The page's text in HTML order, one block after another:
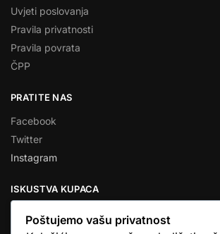
Uvjeti poslovanja
Pravila privatnosti
Pravila povrata
ČPP
PRATITE NAS
Facebook
Twitter
Instagram
ISKUSTVA KUPACA
Poštujemo vašu privatnost